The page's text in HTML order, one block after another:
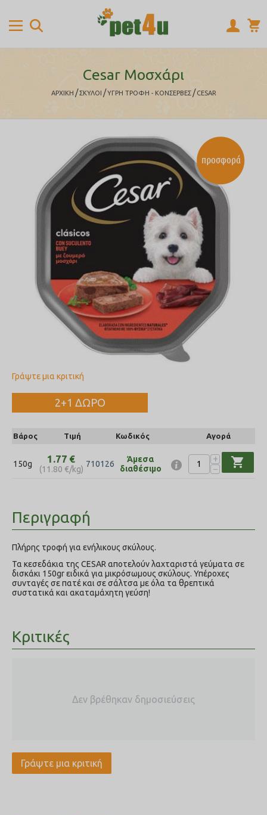
Cesar Μοσχάρι
ΑΡΧΙΚΉ / ΣΚΥΛΟΙ / ΥΓΡΗ ΤΡΟΦΗ - ΚΟΝΣΕΡΒΕΣ / CESAR
Γράψτε μια κριτική
2+1 ΔΩΡΟ
Βάρος Τιμή Κωδικός Αγορά
150g 1.77 €
(11.80 €/kg)
710126
Άμεσα
διαθέσιμο
+
−
shopping_cart
Περιγραφή
Πλήρης τροφή για ενήλικους σκύλους.
Τα κεσεδάκια της CESAR αποτελούν λαχταριστά γεύματα σε
δισκάκι 150gr ειδικά για μικρόσωμους σκύλους. Υπέροχες
συνταγές σε πατέ και σε σάλτσα με όλα τα θρεπτικά
συστατικά και ακαταμάχητη γεύση!
Κριτικές
Δεν βρέθηκαν δημοσιεύσεις
Γράψτε μια κριτική